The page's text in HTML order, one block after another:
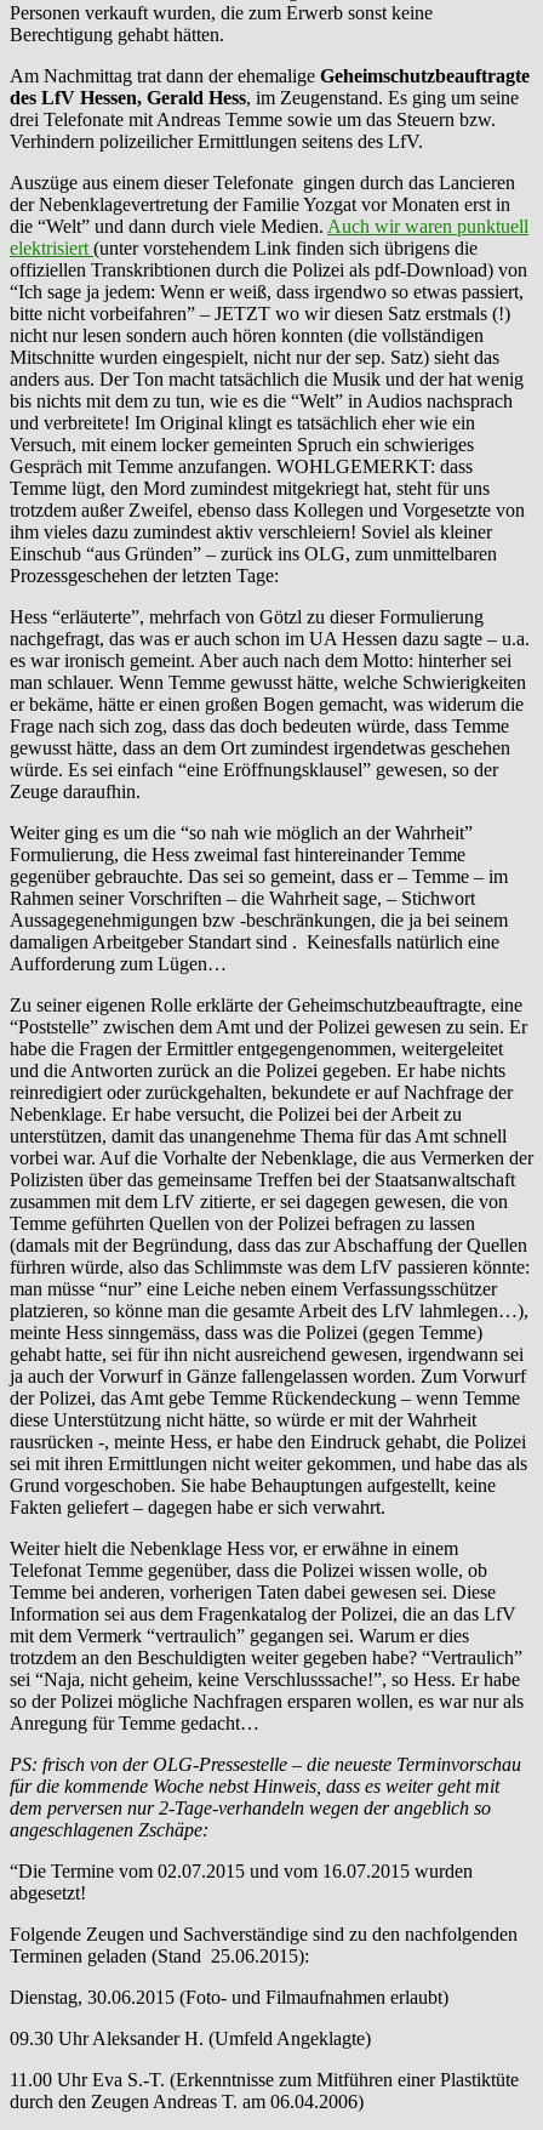
Personen verkauft wurden, die zum Erwerb sonst keine
Berechtigung gehabt hätten.
Am Nachmittag trat dann der ehemalige Geheimschutzbeauftragte
des LfV Hessen, Gerald Hess, im Zeugenstand. Es ging um seine
drei Telefonate mit Andreas Temme sowie um das Steuern bzw.
Verhindern polizeilicher Ermittlungen seitens des LfV.
Auszüge aus einem dieser Telefonate gingen durch das Lancieren
der Nebenklagevertretung der Familie Yozgat vor Monaten erst in
die “Welt” und dann durch viele Medien. Auch wir waren punktuell
elektrisiert (unter vorstehendem Link finden sich übrigens die
offiziellen Transkribtionen durch die Polizei als pdf-Download) von
“Ich sage ja jedem: Wenn er weiß, dass irgendwo so etwas passiert,
bitte nicht vorbeifahren” – JETZT wo wir diesen Satz erstmals (!)
nicht nur lesen sondern auch hören konnten (die vollständigen
Mitschnitte wurden eingespielt, nicht nur der sep. Satz) sieht das
anders aus. Der Ton macht tatsächlich die Musik und der hat wenig
bis nichts mit dem zu tun, wie es die “Welt” in Audios nachsprach
und verbreitete! Im Original klingt es tatsächlich eher wie ein
Versuch, mit einem locker gemeinten Spruch ein schwieriges
Gespräch mit Temme anzufangen. WOHLGEMERKT: dass
Temme lügt, den Mord zumindest mitgekriegt hat, steht für uns
trotzdem außer Zweifel, ebenso dass Kollegen und Vorgesetzte von
ihm vieles dazu zumindest aktiv verschleiern! Soviel als kleiner
Einschub “aus Gründen” – zurück ins OLG, zum unmittelbaren
Prozessgeschehen der letzten Tage:
Hess “erläuterte”, mehrfach von Götzl zu dieser Formulierung
nachgefragt, das was er auch schon im UA Hessen dazu sagte – u.a.
es war ironisch gemeint. Aber auch nach dem Motto: hinterher sei
man schlauer. Wenn Temme gewusst hätte, welche Schwierigkeiten
er bekäme, hätte er einen großen Bogen gemacht, was widerum die
Frage nach sich zog, dass das doch bedeuten würde, dass Temme
gewusst hätte, dass an dem Ort zumindest irgendetwas geschehen
würde. Es sei einfach “eine Eröffnungsklausel” gewesen, so der
Zeuge daraufhin.
Weiter ging es um die “so nah wie möglich an der Wahrheit”
Formulierung, die Hess zweimal fast hintereinander Temme
gegenüber gebrauchte. Das sei so gemeint, dass er – Temme – im
Rahmen seiner Vorschriften – die Wahrheit sage, – Stichwort
Aussagegenehmigungen bzw -beschränkungen, die ja bei seinem
damaligen Arbeitgeber Standart sind . Keinesfalls natürlich eine
Aufforderung zum Lügen…
Zu seiner eigenen Rolle erklärte der Geheimschutzbeauftragte, eine
“Poststelle” zwischen dem Amt und der Polizei gewesen zu sein. Er
habe die Fragen der Ermittler entgegengenommen, weitergeleitet
und die Antworten zurück an die Polizei gegeben. Er habe nichts
reinredigiert oder zurückgehalten, bekundete er auf Nachfrage der
Nebenklage. Er habe versucht, die Polizei bei der Arbeit zu
unterstützen, damit das unangenehme Thema für das Amt schnell
vorbei war. Auf die Vorhalte der Nebenklage, die aus Vermerken der
Polizisten über das gemeinsame Treffen bei der Staatsanwaltschaft
zusammen mit dem LfV zitierte, er sei dagegen gewesen, die von
Temme geführten Quellen von der Polizei befragen zu lassen
(damals mit der Begründung, dass das zur Abschaffung der Quellen
fürhren würde, also das Schlimmste was dem LfV passieren könnte:
man müsse “nur” eine Leiche neben einem Verfassungsschützer
platzieren, so könne man die gesamte Arbeit des LfV lahmlegen…),
meinte Hess sinngemäss, dass was die Polizei (gegen Temme)
gehabt hatte, sei für ihn nicht ausreichend gewesen, irgendwann sei
ja auch der Vorwurf in Gänze fallengelassen worden. Zum Vorwurf
der Polizei, das Amt gebe Temme Rückendeckung – wenn Temme
diese Unterstützung nicht hätte, so würde er mit der Wahrheit
rausrücken -, meinte Hess, er habe den Eindruck gehabt, die Polizei
sei mit ihren Ermittlungen nicht weiter gekommen, und habe das als
Grund vorgeschoben. Sie habe Behauptungen aufgestellt, keine
Fakten geliefert – dagegen habe er sich verwahrt.
Weiter hielt die Nebenklage Hess vor, er erwähne in einem
Telefonat Temme gegenüber, dass die Polizei wissen wolle, ob
Temme bei anderen, vorherigen Taten dabei gewesen sei. Diese
Information sei aus dem Fragenkatalog der Polizei, die an das LfV
mit dem Vermerk “vertraulich” gegangen sei. Warum er dies
trotzdem an den Beschuldigten weiter gegeben habe? “Vertraulich”
sei “Naja, nicht geheim, keine Verschlusssache!”, so Hess. Er habe
so der Polizei mögliche Nachfragen ersparen wollen, es war nur als
Anregung für Temme gedacht…
PS: frisch von der OLG-Pressestelle – die neueste Terminvorschau
für die kommende Woche nebst Hinweis, dass es weiter geht mit
dem perversen nur 2-Tage-verhandeln wegen der angeblich so
angeschlagenen Zschäpe:
“Die Termine vom 02.07.2015 und vom 16.07.2015 wurden
abgesetzt!
Folgende Zeugen und Sachverständige sind zu den nachfolgenden
Terminen geladen (Stand 25.06.2015):
Dienstag, 30.06.2015 (Foto- und Filmaufnahmen erlaubt)
09.30 Uhr Aleksander H. (Umfeld Angeklagte)
11.00 Uhr Eva S.-T. (Erkenntnisse zum Mitführen einer Plastiktüte
durch den Zeugen Andreas T. am 06.04.2006)